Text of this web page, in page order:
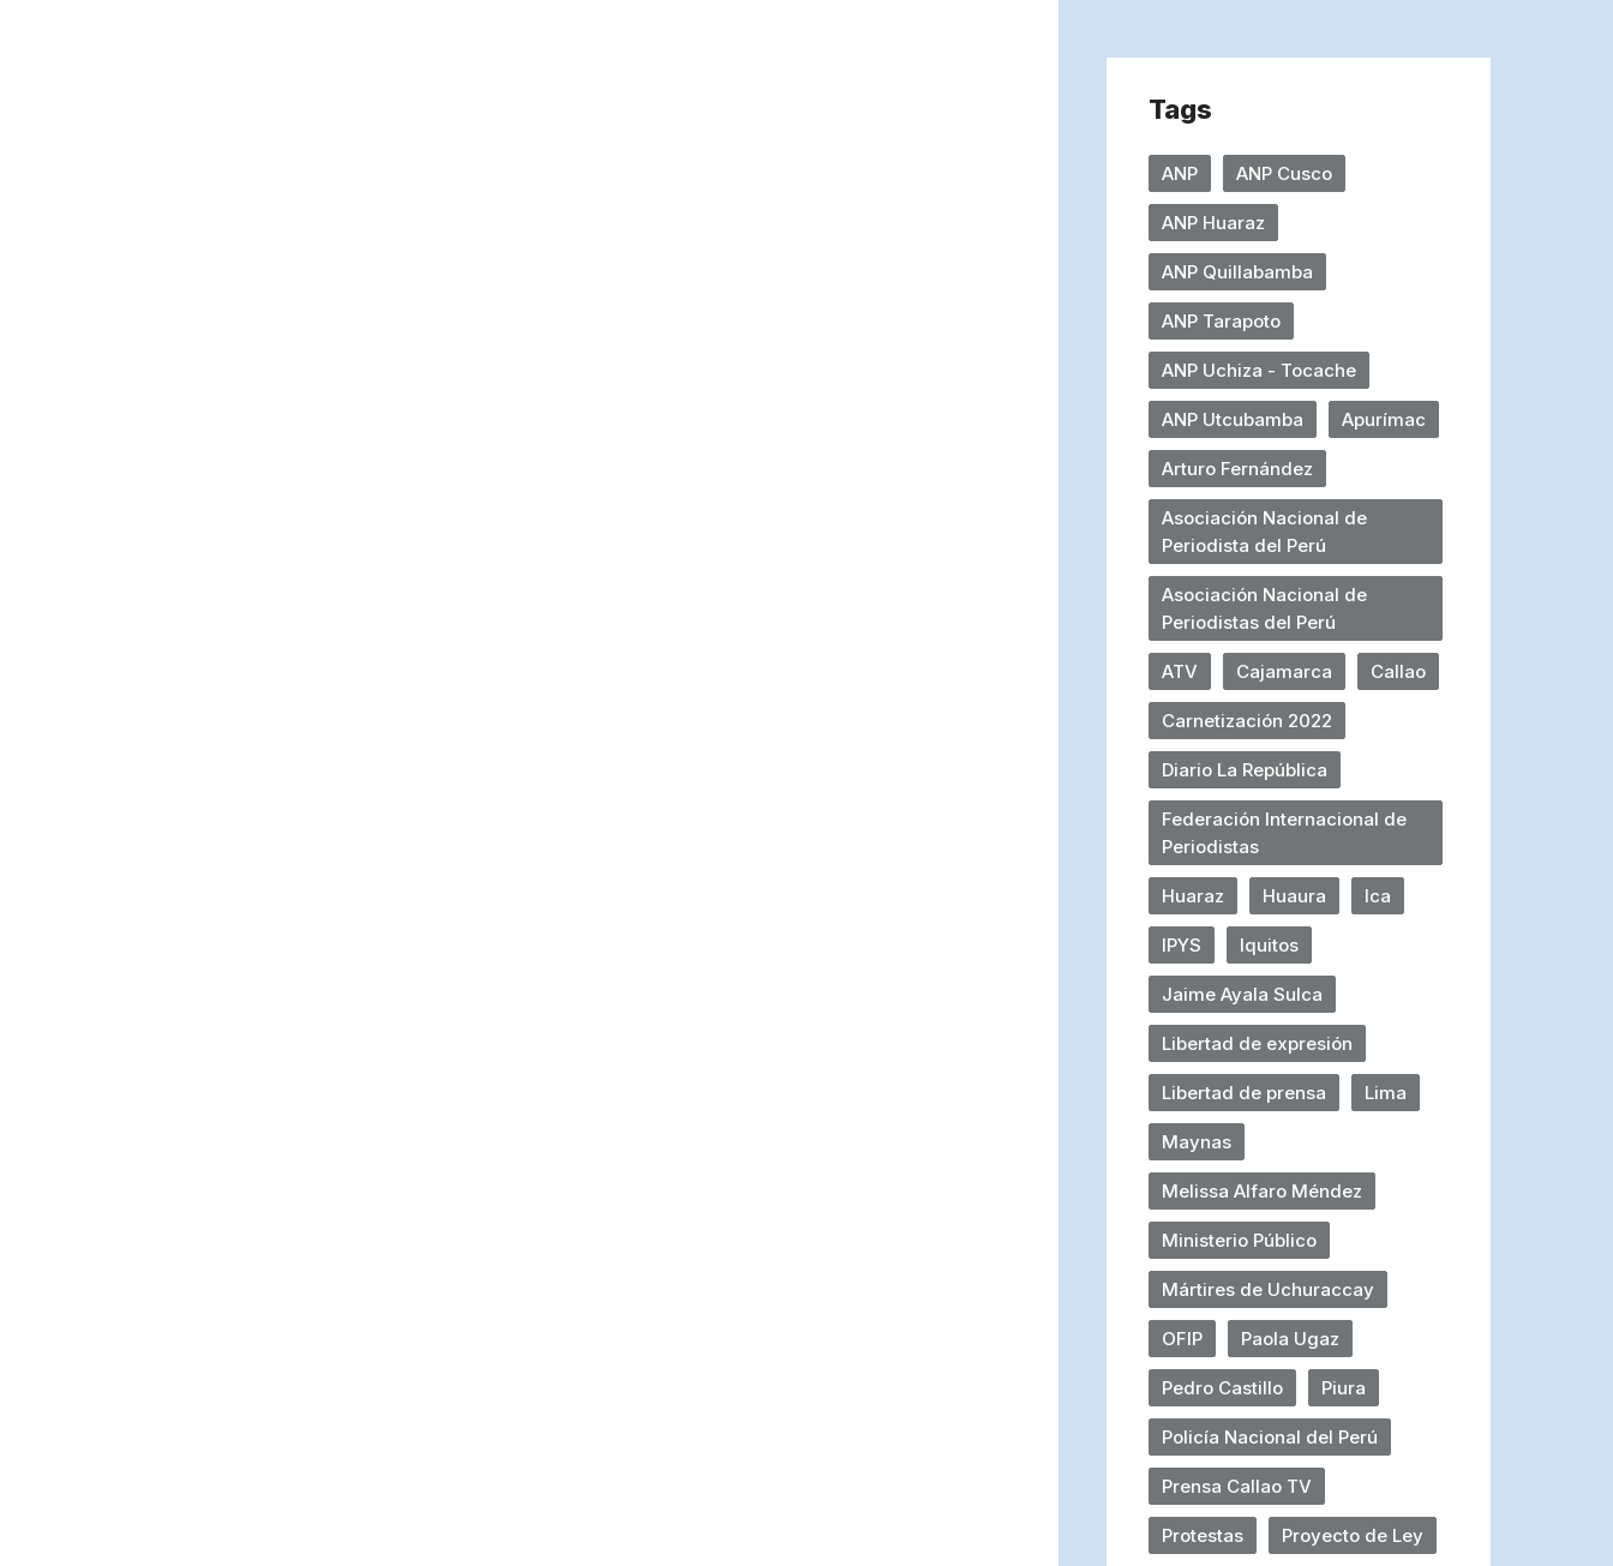
Tags
ANP ANP Cusco
ANP Huaraz
ANP Quillabamba
ANP Tarapoto
ANP Uchiza - Tocache
ANP Utcubamba Apurímac
Arturo Fernández
Asociación Nacional de
Periodista del Perú
Asociación Nacional de
Periodistas del Perú
ATV Cajamarca Callao
Carnetización 2022
Diario La República
Federación Internacional de
Periodistas
Huaraz Huaura Ica
IPYS Iquitos
Jaime Ayala Sulca
Libertad de expresión
Libertad de prensa Lima
Maynas
Melissa Alfaro Méndez
Ministerio Público
Mártires de Uchuraccay
OFIP Paola Ugaz
Pedro Castillo Piura
Policía Nacional del Perú
Prensa Callao TV
Protestas Proyecto de Ley